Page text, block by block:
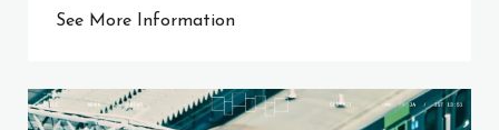
See More Information